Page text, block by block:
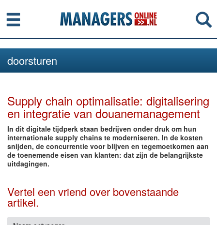
Menu
doorsturen
Supply chain optimalisatie: digitalisering
en integratie van douanemanagement
In dit digitale tijdperk staan bedrijven onder druk om hun
internationale supply chains te moderniseren. In de kosten
snijden, de concurrentie voor blijven en tegemoetkomen aan
de toenemende eisen van klanten: dat zijn de belangrijkste
uitdagingen.
Vertel een vriend over bovenstaande
artikel.